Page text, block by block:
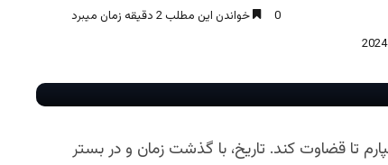
0 خواندن این مطلب 2 دقیقه زمان میبرد
تا قضاوت کند. تاریخ، با گذشت زمان و در بستر